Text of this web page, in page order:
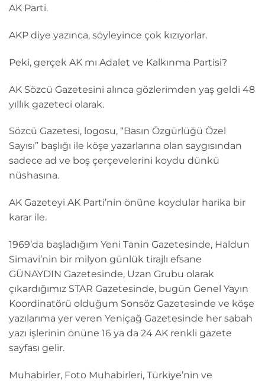
AK Parti.
AKP diye yazınca, söyleyince çok kızıyorlar.
Peki, gerçek AK mı Adalet ve Kalkınma Partisi?
AK Sözcü Gazetesini alınca gözlerimden yaş geldi 48
yıllık gazeteci olarak.
Sözcü Gazetesi, logosu, “Basın Özgürlüğü Özel
Sayısı” başlığı ile köşe yazarlarına olan saygısından
sadece ad ve boş çerçevelerini koydu dünkü
nüshasına.
AK Gazeteyi AK Parti’nin önüne koydular harika bir
karar ile.
1969’da başladığım Yeni Tanin Gazetesinde, Haldun
Simavi’nin bir milyon günlük tirajlı efsane
GÜNAYDIN Gazetesinde, Uzan Grubu olarak
çıkardığımız STAR Gazetesinde, bugün Genel Yayın
Koordinatörü olduğum Sonsöz Gazetesinde ve köşe
yazılarıma yer veren Yeniçağ Gazetesinde her sabah
yazı işlerinin önüne 16 ya da 24 AK renkli gazete
sayfası gelir.
Muhabirler, Foto Muhabirleri, Türkiye’nin ve